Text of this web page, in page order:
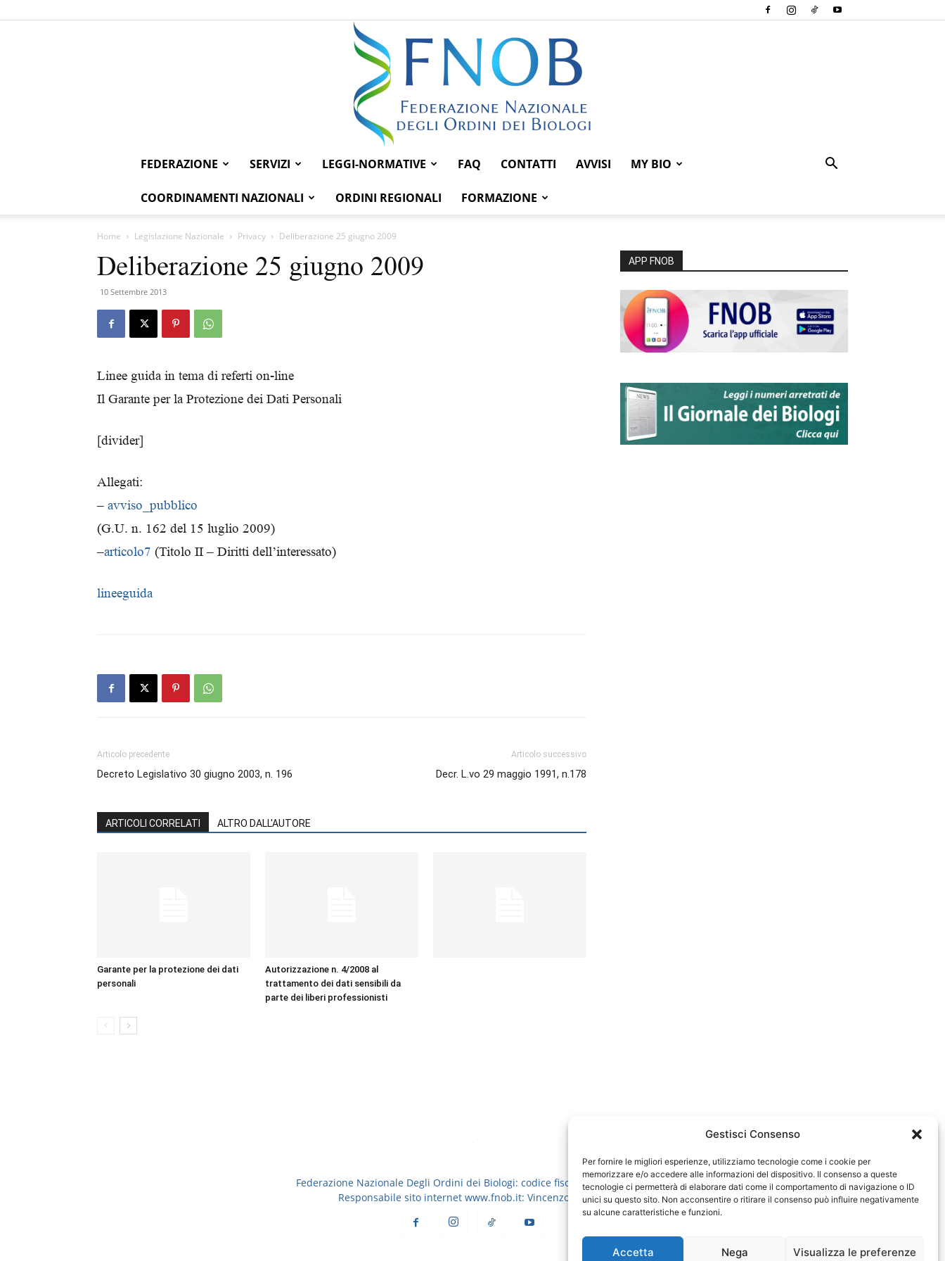
Gestisci Consenso
Per fornire le migliori esperienze, utilizziamo tecnologie come i cookie per
memorizzare e/o accedere alle informazioni del dispositivo. Il consenso a queste
tecnologie ci permetterà di elaborare dati come il comportamento di navigazione o ID
unici su questo sito. Non acconsentire o ritirare il consenso può influire negativamente
su alcune caratteristiche e funzioni.
Accetta Nega Visualizza le preferenze
Federazione
FEDERAZIONE SERVIZI LEGGI-NORMATIVE FAQ CONTATTI AVVISI MY BIO
COORDINAMENTI NAZIONALI ORDINI REGIONALI FORMAZIONE
Home Legislazione Nazionale Privacy Deliberazione 25 giugno 2009
Deliberazione 25 giugno 2009
10 Settembre 2013
Linee guida in tema di referti on-line
Il Garante per la Protezione dei Dati Personali
[divider]
Allegati:
– avviso_pubblico
(G.U. n. 162 del 15 luglio 2009)
–articolo7 (Titolo II – Diritti dell’interessato)
lineeguida
Articolo precedente
Decreto Legislativo 30 giugno 2003, n. 196
Articolo successivo
Decr. L.vo 29 maggio 1991, n.178
ARTICOLI CORRELATI ALTRO DALL'AUTORE
Garante per la protezione dei dati
personali
Autorizzazione n. 4/2008 al
trattamento dei dati sensibili da
parte dei liberi professionisti
APP FNOB
Federazione Nazionale Degli Ordini dei Biologi: codice fiscale 80069130583
Responsabile sito internet www.fnob.it: Vincenzo D'Anna